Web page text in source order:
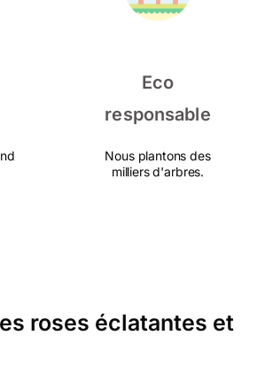
Eco
responsable
Nous plantons des
milliers d'arbres.
roses éclatantes et